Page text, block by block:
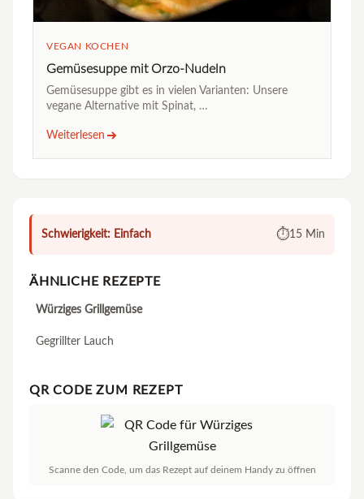
Schwierigkeit: Einfach ⏱️15 Min
ÄHNLICHE REZEPTE
Würziges Grillgemüse
Gegrillter Lauch
QR CODE ZUM REZEPT
Scanne den Code, um das Rezept auf deinem Handy zu öffnen
VEGAN KOCHEN
Gemüsesuppe mit Orzo-Nudeln
Gemüsesuppe gibt es in vielen Varianten: Unsere
vegane Alternative mit Spinat, …
Weiterlesen